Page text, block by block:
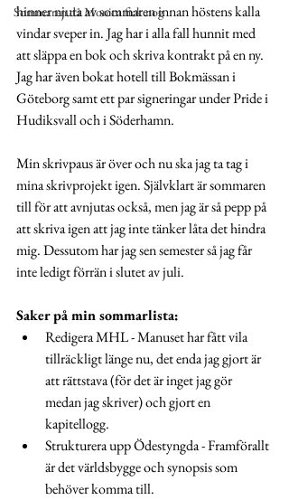
Sommaren då Monica fick nog
hinner njuta av sommaren innan höstens kalla
vindar sveper in. Jag har i alla fall hunnit med
att släppa en bok och skriva kontrakt på en ny.
Jag har även bokat hotell till Bokmässan i
Göteborg samt ett par signeringar under Pride i
Hudiksvall och i Söderhamn.
Min skrivpaus är över och nu ska jag ta tag i
mina skrivprojekt igen. Självklart är sommaren
till för att avnjutas också, men jag är så pepp på
att skriva igen att jag inte tänker låta det hindra
mig. Dessutom har jag sen semester så jag får
inte ledigt förrän i slutet av juli.
Saker på min sommarlista:
Redigera MHL - Manuset har fått vila
tillräckligt länge nu, det enda jag gjort är
att rättstava (för det är inget jag gör
medan jag skriver) och gjort en
kapitellogg.
Strukturera upp Ödestyngda - Framförallt
är det världsbygge och synopsis som
behöver komma till.